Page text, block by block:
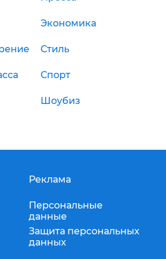
Экономика
Стиль
Спорт
Шоубиз
Реклама
Персональные
данные
Защита персональных
данных